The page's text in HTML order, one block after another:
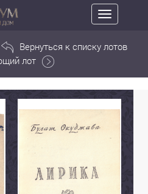
Toggle
navigation
Вернуться к списку лотов
лот